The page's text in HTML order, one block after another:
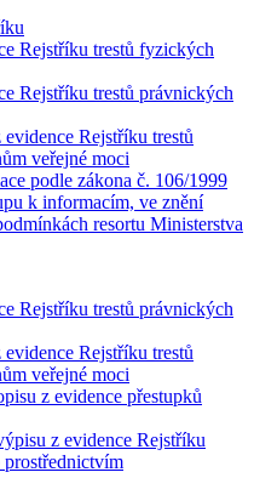
Rejstříku trestů fyzických
Rejstříku trestů právnických
Rejstříku trestů
veřejné moci
podle zákona č. 106/1999
k informacím, ve znění
resortu Ministerstva
Rejstříku trestů právnických
Rejstříku trestů
veřejné moci
z evidence přestupků
z evidence Rejstříku